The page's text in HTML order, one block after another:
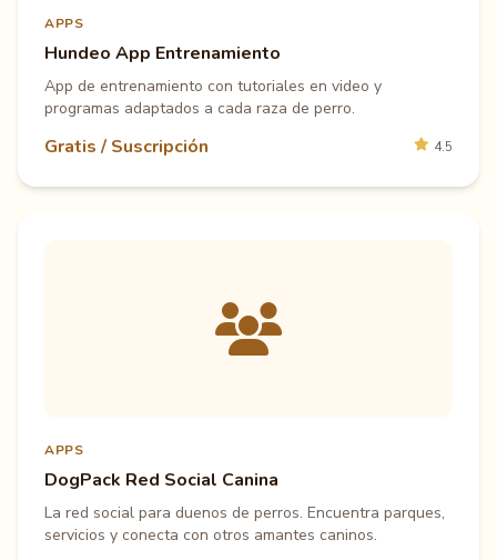
APPS
Hundeo App Entrenamiento
App de entrenamiento con tutoriales en video y
programas adaptados a cada raza de perro.
Gratis / Suscripción 4.5
APPS
DogPack Red Social Canina
La red social para duenos de perros. Encuentra parques,
servicios y conecta con otros amantes caninos.